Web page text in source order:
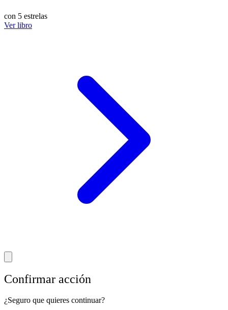
con 5 estrelas
Ver libro
Confirmar acción
¿Seguro que quieres continuar?